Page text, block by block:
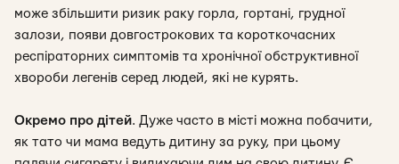
може збільшити ризик раку горла, гортані, грудної
залози, появи довгострокових та короткочасних
респіраторних симптомів та хронічної обструктивної
хвороби легенів серед людей, які не курять.
Окремо про дітей. Дуже часто в місті можна побачити,
як тато чи мама ведуть дитину за руку, при цьому